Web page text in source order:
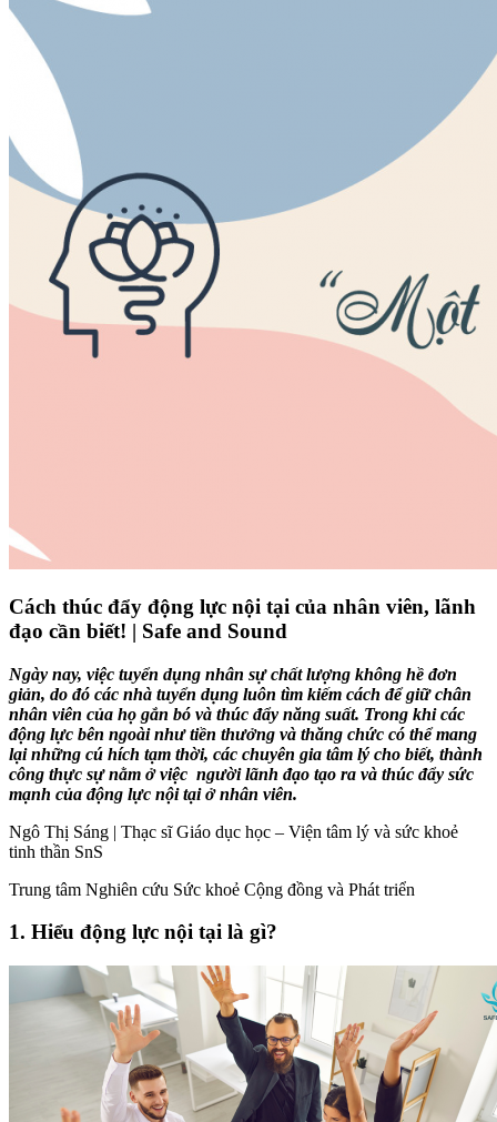
Cách thúc đẩy động lực nội tại của nhân viên, lãnh
đạo cần biết! | Safe and Sound
Ngày nay, việc tuyển dụng nhân sự chất lượng không hề đơn
giản, do đó các nhà tuyển dụng luôn tìm kiếm cách để giữ chân
nhân viên của họ gắn bó và thúc đẩy năng suất. Trong khi các
động lực bên ngoài như tiền thưởng và thăng chức có thể mang
lại những cú hích tạm thời, các chuyên gia tâm lý cho biết, thành
công thực sự nằm ở việc người lãnh đạo tạo ra và thúc đẩy sức
mạnh của động lực nội tạiở nhân viên.
Ngô Thị Sáng | Thạc sĩ Giáo dục học – Viện tâm lý và sức khoẻ
tinh thần SnS
Trung tâm Nghiên cứu Sức khoẻ Cộng đồng và Phát triển
1. Hiểu động lực nội tại là gì?